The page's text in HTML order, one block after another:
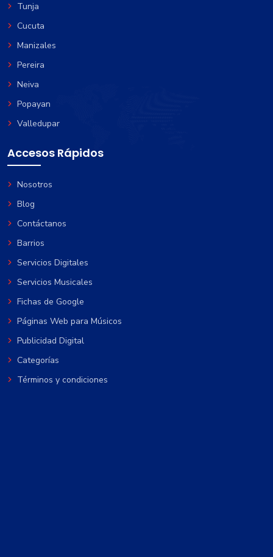
Tunja
Cucuta
Manizales
Pereira
Neiva
Popayan
Valledupar
Accesos Rápidos
Nosotros
Blog
Contáctanos
Barrios
Servicios Digitales
Servicios Musicales
Fichas de Google
Páginas Web para Músicos
Publicidad Digital
Categorías
Términos y condiciones